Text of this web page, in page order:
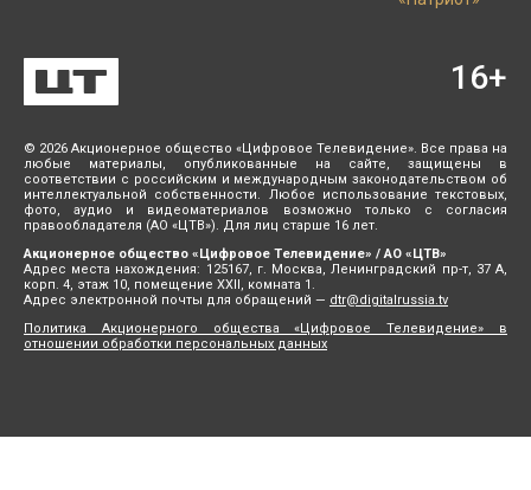
© 2026 Акционерное общество «Цифровое Телевидение». Все права на
любые материалы, опубликованные на сайте, защищены в
соответствии с российским и международным законодательством об
интеллектуальной собственности. Любое использование текстовых,
фото, аудио и видеоматериалов возможно только с согласия
правообладателя (АО «ЦТВ»). Для лиц старше 16 лет.
Акционерное общество «Цифровое Телевидение» / АО «ЦТВ»
Адрес места нахождения: 125167, г. Москва, Ленинградский пр-т, 37 А,
корп. 4, этаж 10, помещение XXII, комната 1.
Адрес электронной почты для обращений — dtr@digitalrussia.tv
Политика Акционерного общества «Цифровое Телевидение» в
отношении обработки персональных данных
16+